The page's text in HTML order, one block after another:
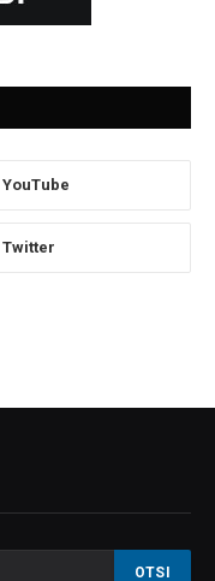
YouTube
Twitter